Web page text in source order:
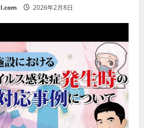
2026年2月8日